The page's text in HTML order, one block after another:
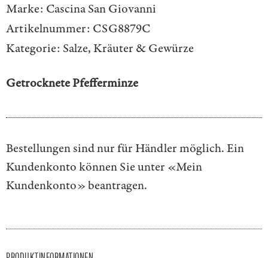
Marke: Cascina San Giovanni
Artikelnummer: CSG8879C
Kategorie: Salze, Kräuter & Gewürze
Getrocknete Pfefferminze
Bestellungen sind nur für Händler möglich. Ein
Kundenkonto können Sie unter «Mein
Kundenkonto»beantragen.